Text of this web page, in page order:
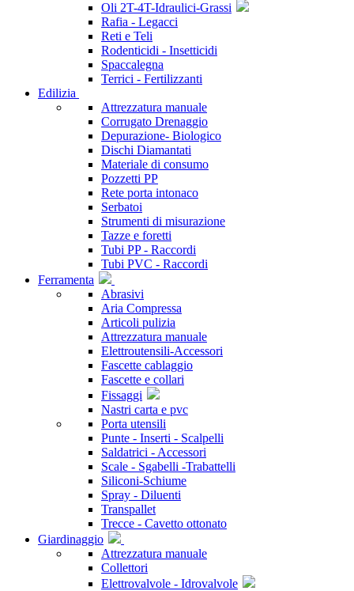
Oli 2T-4T-Idraulici-Grassi
Rafia - Legacci
Reti e Teli
Rodenticidi - Insetticidi
Spaccalegna
Terrici - Fertilizzanti
Edilizia
Attrezzatura manuale
Corrugato Drenaggio
Depurazione- Biologico
Dischi Diamantati
Materiale di consumo
Pozzetti PP
Rete porta intonaco
Serbatoi
Strumenti di misurazione
Tazze e foretti
Tubi PP - Raccordi
Tubi PVC - Raccordi
Ferramenta
Abrasivi
Aria Compressa
Articoli pulizia
Attrezzatura manuale
Elettroutensili-Accessori
Fascette cablaggio
Fascette e collari
Fissaggi
Nastri carta e pvc
Porta utensili
Punte - Inserti - Scalpelli
Saldatrici - Accessori
Scale - Sgabelli -Trabattelli
Siliconi-Schiume
Spray - Diluenti
Transpallet
Trecce - Cavetto ottonato
Giardinaggio
Attrezzatura manuale
Collettori
Elettrovalvole - Idrovalvole